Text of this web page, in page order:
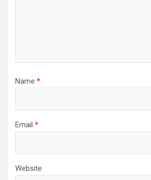
Name *
Email *
Website